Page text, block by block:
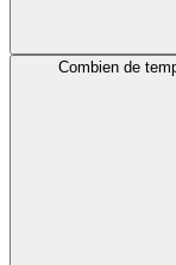
Combien de